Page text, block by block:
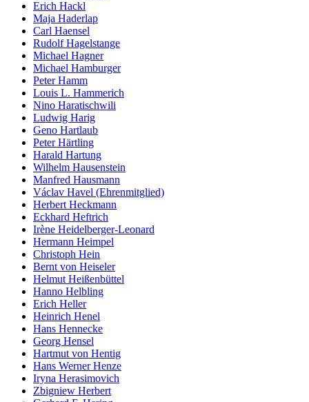
Erich Hackl
Maja Haderlap
Carl Haensel
Rudolf Hagelstange
Michael Hagner
Michael Hamburger
Peter Hamm
Louis L. Hammerich
Nino Haratischwili
Ludwig Harig
Geno Hartlaub
Peter Härtling
Harald Hartung
Wilhelm Hausenstein
Manfred Hausmann
Václav Havel (Ehrenmitglied)
Herbert Heckmann
Eckhard Heftrich
Irène Heidelberger-Leonard
Hermann Heimpel
Christoph Hein
Bernt von Heiseler
Helmut Heißenbüttel
Hanno Helbling
Erich Heller
Heinrich Henel
Hans Hennecke
Georg Hensel
Hartmut von Hentig
Hans Werner Henze
Iryna Herasimovich
Zbigniew Herbert